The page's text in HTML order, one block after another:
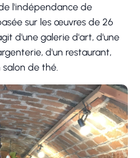
l'indépendance de
sur les œuvres de 26
d'une galerie d'art, d'une
d'un restaurant,
de thé.